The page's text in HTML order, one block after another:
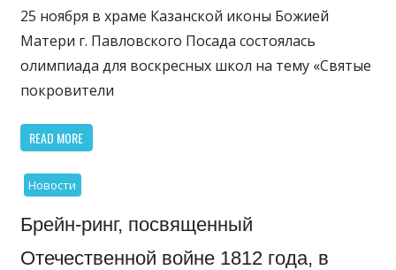
25 ноября в храме Казанской иконы Божией
Матери г. Павловского Посада состоялась
олимпиада для воскресных школ на тему «Святые
покровители
READ MORE
Новости
Брейн-ринг, посвященный
Отечественной войне 1812 года, в